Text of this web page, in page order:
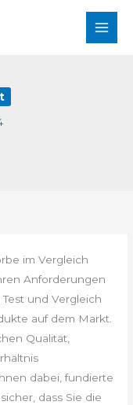
im Vergleich
Anforderungen
und Vergleich
auf dem Markt.
Qualität,
dabei, fundierte
dass Sie die